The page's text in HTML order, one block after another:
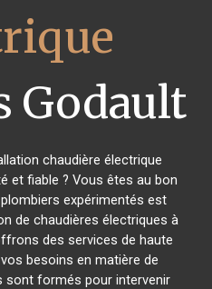
Godault
chaudière électrique
et fiable ? Vous êtes au bon
expérimentés est
de chaudières électriques à
des services de haute
besoins en matière de
sont formés pour intervenir